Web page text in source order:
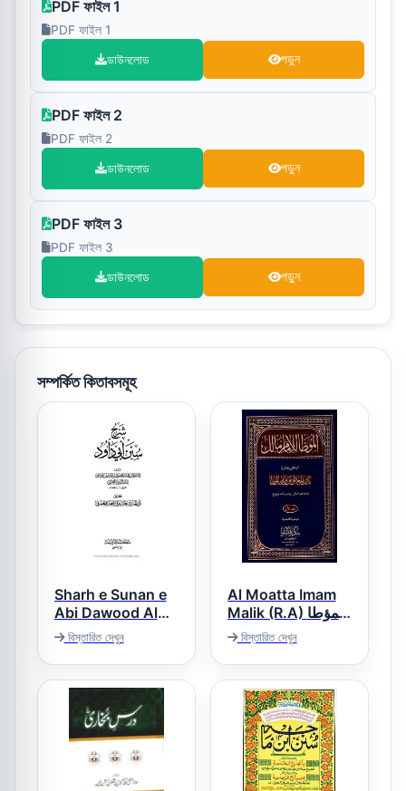
PDF ফাইল 1
PDF ফাইল 1
ডাউনলোড পড়ুন
PDF ফাইল 2
PDF ফাইল 2
ডাউনলোড পড়ুন
PDF ফাইল 3
PDF ফাইল 3
ডাউনলোড পড়ুন
সম্পর্কিত কিতাবসমূহ
Sharh e Sunan e
Abi Dawood Al
Aini شرح سنن ابى
داؤد للعينى
বিস্তারিত দেখুন
Al Moatta Imam
Malik (R.A) المؤطا
امام مالک
বিস্তারিত দেখুন